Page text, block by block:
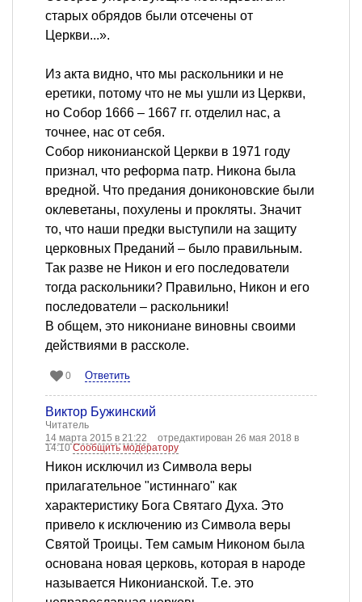
старых обрядов были отсечены от
Церкви...».
Из акта видно, что мы раскольники и не
еретики, потому что не мы ушли из Церкви,
но Собор 1666 – 1667 гг. отделил нас, а
точнее, нас от себя.
Собор никонианской Церкви в 1971 году
признал, что реформа патр. Никона была
вредной. Что предания дониконовские были
оклеветаны, похулены и прокляты. Значит
то, что наши предки выступили на защиту
церковных Преданий – было правильным.
Так разве не Никон и его последователи
тогда раскольники? Правильно, Никон и его
последователи – раскольники!
В общем, это никониане виновны своими
действиями в рассколе.
0 Ответить
Виктор Бужинский
Читатель
14 марта 2015 в 21:22
отредактирован 26 мая 2018 в
14:10Сообщить модератору
Никон исключил из Символа веры
прилагательное "истиннаго" как
характеристику Бога Святаго Духа. Это
привело к исключению из Символа веры
Святой Троицы. Тем самым Никоном была
основана новая церковь, которая в народе
называется Никонианской. Т.е. это